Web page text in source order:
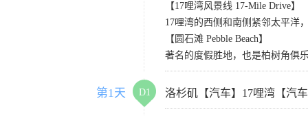
【17哩湾风景线 17-Mile Drive】
17哩湾的西侧和南侧紧邻太平洋
【圆石滩 Pebble Beach】
著名的度假胜地，也是柏树角俱
第1天 D1 洛杉矶【汽车】17哩湾【汽